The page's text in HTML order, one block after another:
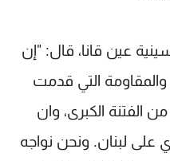
عين قانا، قال: "إن
والمقاومة التي قدمت
الفتنة الكبرى، وان
على لبنان. ونحن نواجه